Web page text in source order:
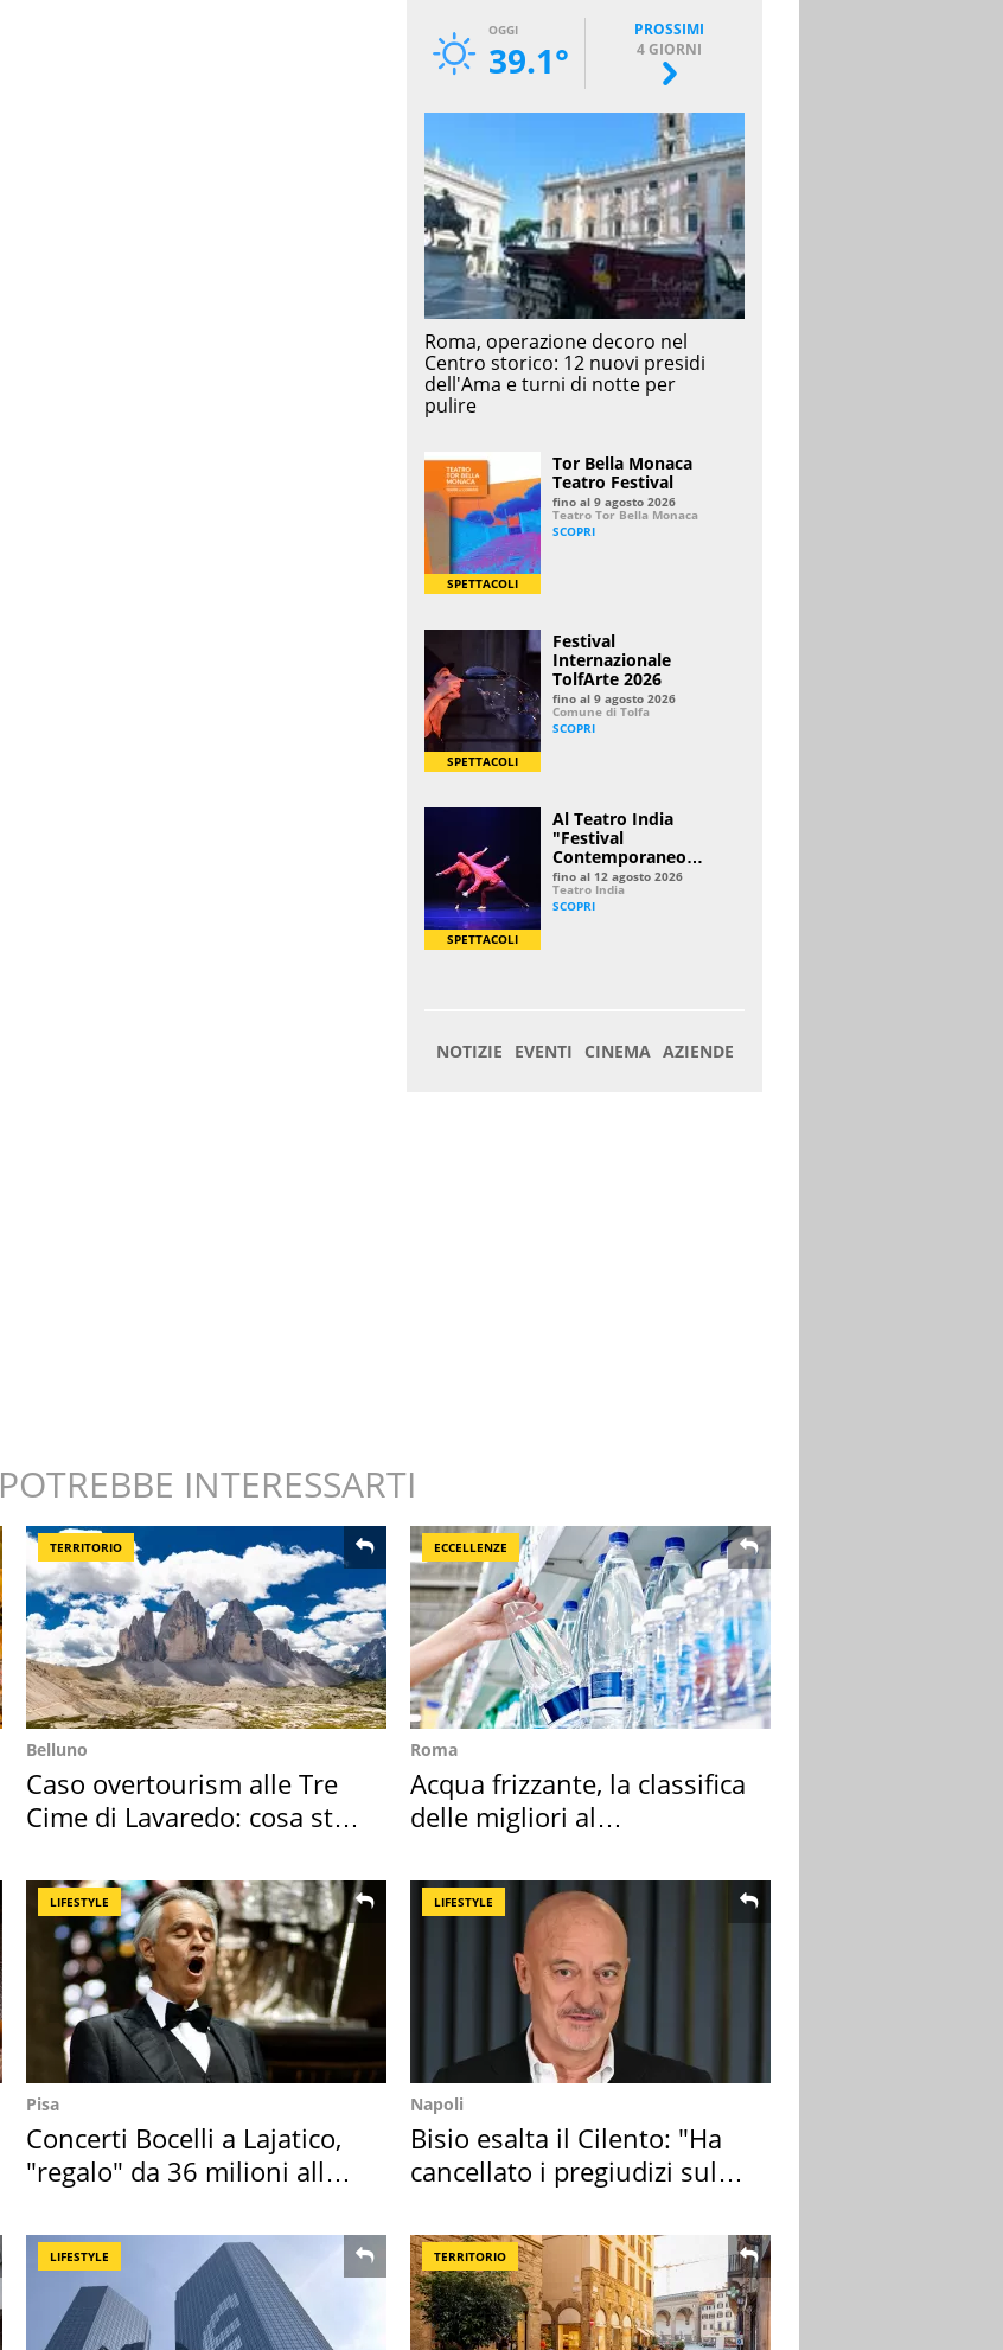
POTREBBE INTERESSARTI
TERRITORIO
Belluno
Caso overtourism alle Tre
Cime di Lavaredo: cosa sta
ECCELLENZE
Roma
Acqua frizzante, la classifica
delle migliori al
LIFESTYLE
Pisa
Concerti Bocelli a Lajatico,
"regalo" da 36 milioni alla
LIFESTYLE
Napoli
Bisio esalta il Cilento: "Ha
cancellato i pregiudizi sul
LIFESTYLE TERRITORIO